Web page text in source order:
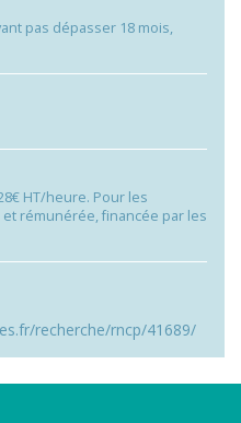
pas dépasser 18 mois,
HT/heure. Pour les
rémunérée, financée par les
recherche/rncp/41689/